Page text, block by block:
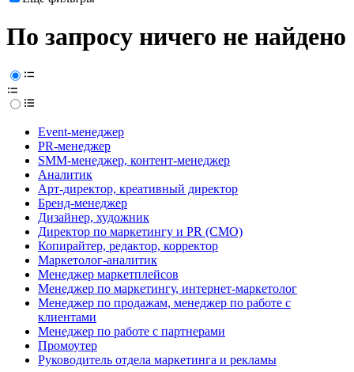
По запросу ничего не найдено
Event-менеджер
PR-менеджер
SMM-менеджер, контент-менеджер
Аналитик
Арт-директор, креативный директор
Бренд-менеджер
Дизайнер, художник
Директор по маркетингу и PR (CMO)
Копирайтер, редактор, корректор
Маркетолог-аналитик
Менеджер маркетплейсов
Менеджер по маркетингу, интернет-маркетолог
Менеджер по продажам, менеджер по работе с
клиентами
Менеджер по работе с партнерами
Промоутер
Руководитель отдела маркетинга и рекламы